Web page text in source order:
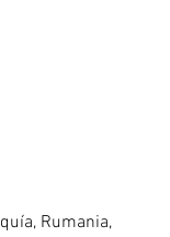
Rumania,